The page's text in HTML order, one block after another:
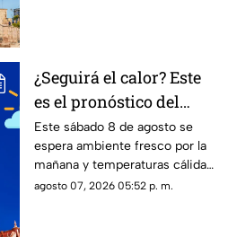
¿Seguirá el calor? Este
es el pronóstico del
clima en Zacatecas
HOY sábado 8 de agosto
Este sábado 8 de agosto se
espera ambiente fresco por la
mañana y temperaturas cálidas
por la tarde; el clima en
agosto 07, 2026 05:52 p. m.